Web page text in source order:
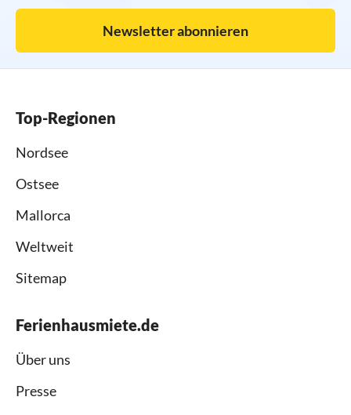
Newsletter abonnieren
Top-Regionen
Nordsee
Ostsee
Mallorca
Weltweit
Sitemap
Ferienhausmiete.de
Über uns
Presse